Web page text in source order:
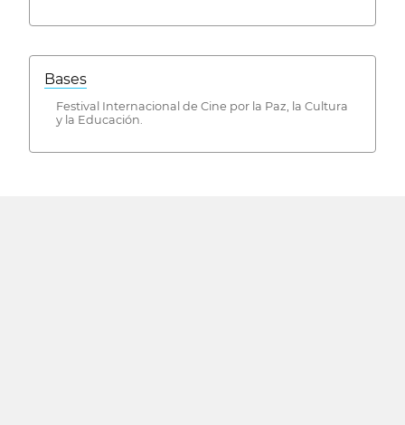
Bases
Festival Internacional de Cine por la Paz, la Cultura
y la Educación.